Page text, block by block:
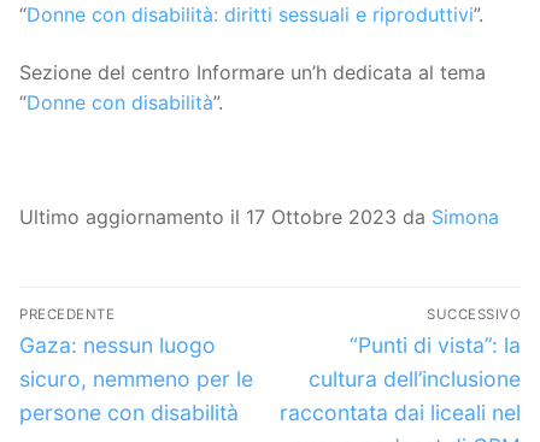
“Donne con disabilità: diritti sessuali e riproduttivi”.
Sezione del centro Informare un’h dedicata al tema
“Donne con disabilità”.
Ultimo aggiornamento il 17 Ottobre 2023 da Simona
Navigazione
articoli
PRECEDENTE
Articolo
precedente:
Gaza: nessun luogo
sicuro, nemmeno per le
persone con disabilità
SUCCESSIVO
Articolo
successivo:
“Punti di vista”: la
cultura dell’inclusione
raccontata dai liceali nel